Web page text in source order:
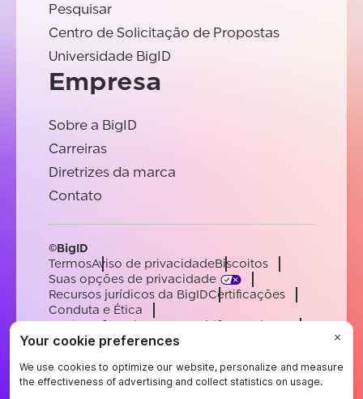
Pesquisar
Centro de Solicitação de Propostas
Universidade BigID
Empresa
Sobre a BigID
Carreiras
Diretrizes da marca
Contato
©BigID
TermosAviso de privacidadeBiscoitos
Suas opções de privacidade
Recursos jurídicos da BigIDCertificações
Conduta e Ética
SubprocessadoresApoiar
EnglishGermanFrenchSpanishPortuguese